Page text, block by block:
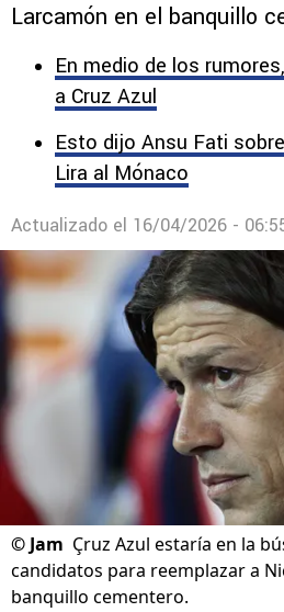
Larcamón en el banquillo
En medio de los
a Cruz Azul
Esto dijo Ansu Fati
Lira al Mónaco
Actualizado el 16/04/2026 -
©Jam Çruz Azul estaría en la
candidatos para reemplazar a
banquillo cementero.